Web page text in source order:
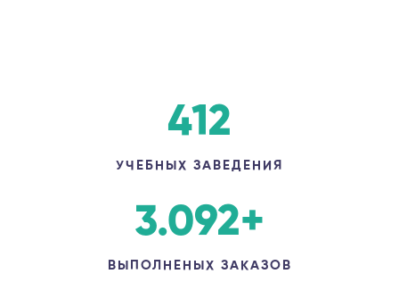
412
УЧЕБНЫХ ЗАВЕДЕНИЯ
3.092+
ВЫПОЛНЕНЫХ ЗАКАЗОВ